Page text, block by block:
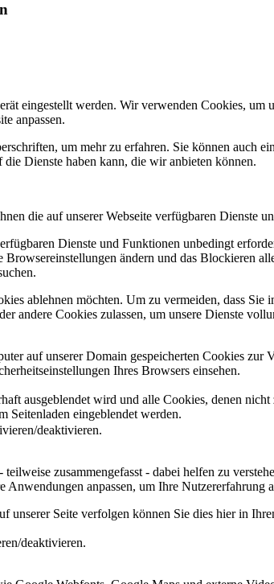
eingestellt werden. Wir verwenden Cookies,
anpassen.
um mehr zu erfahren. Sie können auch
Dienste haben kann, die wir anbieten können.
die auf unserer Webseite verfügbaren Dienste
Dienste und Funktionen unbedingt
ändern und das Blockieren
ablehnen möchten. Um zu vermeiden, dass
andere Cookies zulassen, um unsere Dienste
auf unserer Domain gespeicherten Cookies
Ihres Browsers einsehen.
ausgeblendet wird und alle Cookies, denen
eingeblendet werden.
deaktivieren.
zusammengefasst - dabei helfen zu
Anwendungen anpassen, um Ihre Nutzererfahrung
unserer Seite verfolgen können Sie dies hier in
deaktivieren.